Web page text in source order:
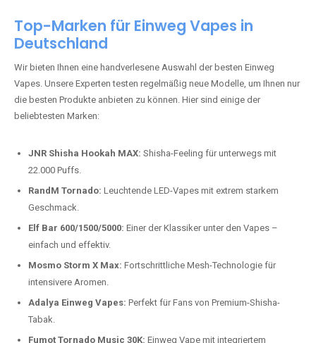
Top-Marken für Einweg Vapes in
Deutschland
Wir bieten Ihnen eine handverlesene Auswahl der besten Einweg
Vapes. Unsere Experten testen regelmäßig neue Modelle, um Ihnen nur
die besten Produkte anbieten zu können. Hier sind einige der
beliebtesten Marken:
JNR Shisha Hookah MAX: Shisha-Feeling für unterwegs mit
22.000 Puffs.
RandM Tornado: Leuchtende LED-Vapes mit extrem starkem
Geschmack.
Elf Bar 600/1500/5000: Einer der Klassiker unter den Vapes –
einfach und effektiv.
Mosmo Storm X Max: Fortschrittliche Mesh-Technologie für
intensivere Aromen.
Adalya Einweg Vapes: Perfekt für Fans von Premium-Shisha-
Tabak.
Fumot Tornado Music 30K: Einweg Vape mit integriertem